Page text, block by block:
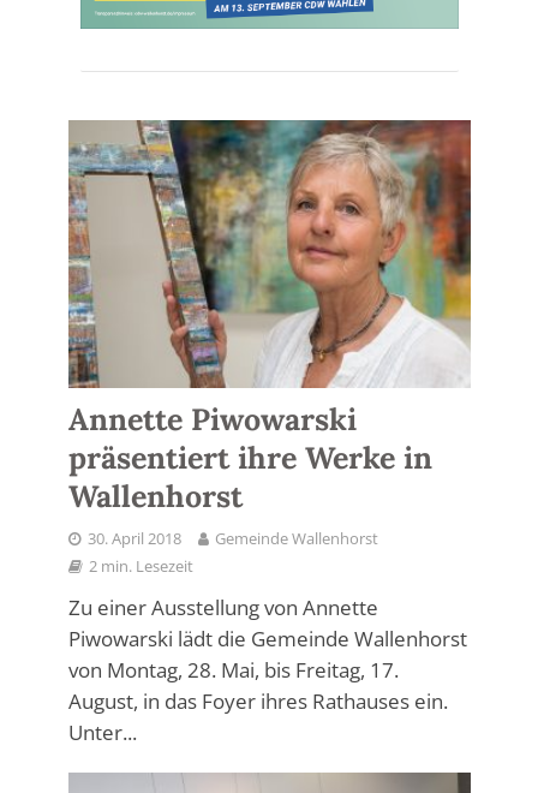
Annette Piwowarski
präsentiert ihre Werke in
Wallenhorst
30. April 2018
Gemeinde Wallenhorst
2 min. Lesezeit
Zu einer Ausstellung von Annette
Piwowarski lädt die Gemeinde Wallenhorst
von Montag, 28. Mai, bis Freitag, 17.
August, in das Foyer ihres Rathauses ein.
Unter...